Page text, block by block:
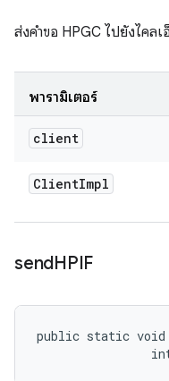
ส่งคำขอ HPGC ไปยังไคล
พารามิเตอร์
client
ClientImpl
sendHPIF
public static void